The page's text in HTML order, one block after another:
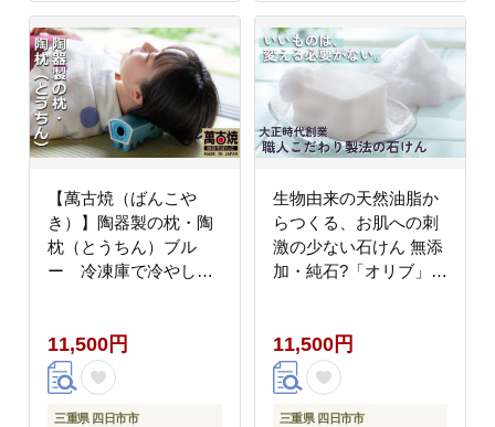
万能調理土鍋【鍋、ご
はん鍋、耐久性、人
気、おすすめ、余熱調
理、おいしい、使いや
すい、耐熱調理、直
火、蓄熱調理、節約、
米、ごはん、うまみ】
【萬古焼（ばんこや
き）】陶器製の枕・陶
枕（とうちん）ブル
ー 冷凍庫で冷やして
陶枕（愛称：トウチ
ン・カアチン） 小島
陶器
11,500円
三重県 四日市市
生物由来の天然油脂か
らつくる、お肌への刺
激の少ない石けん 無添
加・純石?「オリブ」
正時代創業 職人こだわ
り製法 石けん せっけん
石鹸 ソープ フェイスウ
ォッシュ メイク落とし
11,500円
三重県 四日市市